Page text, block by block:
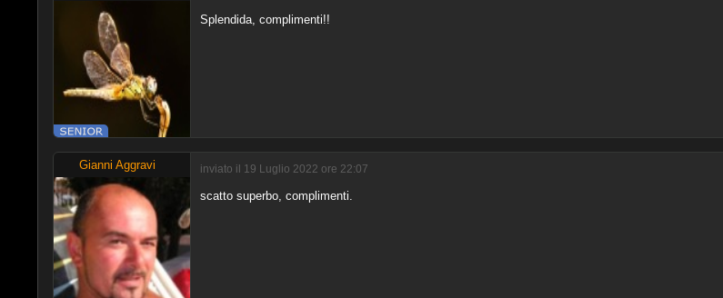
Splendida, complimenti!!
Gianni Aggravi inviato il 19 Luglio 2022 ore 22:07
scatto superbo, complimenti.